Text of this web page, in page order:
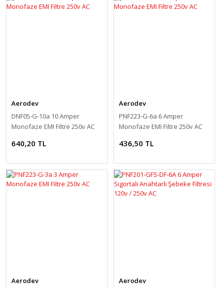
Aerodev
DNF05-G-10a 10 Amper
Monofaze EMI Filtre 250v AC
640,20 TL
Aerodev
PNF223-G-6a 6 Amper
Monofaze EMI Filtre 250v AC
436,50 TL
Aerodev
Aerodev